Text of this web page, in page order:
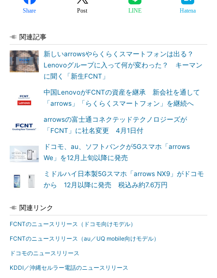
Share Post LINE Hatena
関連記事
新しいarrowsやらくらくスマートフォンは出る？
Lenovoグループに入って何が変わった？ キーマン
に聞く「新生FCNT」
中国LenovoがFCNTの資産を継承 新会社を通して
「arrows」「らくらくスマートフォン」を継続へ
arrowsの富士通コネクテッドテクノロジーズが
「FCNT」に社名変更 4月1日付
ドコモ、au、ソフトバンクが5Gスマホ「arrows
We」を12月上旬以降に発売
ミドルハイ日本製5Gスマホ「arrows NX9」がドコモ
から 12月以降に発売 税込み約7.6万円
関連リンク
FCNTのニュースリリース（ドコモ向けモデル）
FCNTのニュースリリース（au／UQ mobile向けモデル）
ドコモのニュースリリース
KDDI／沖縄セルラー電話のニュースリリース